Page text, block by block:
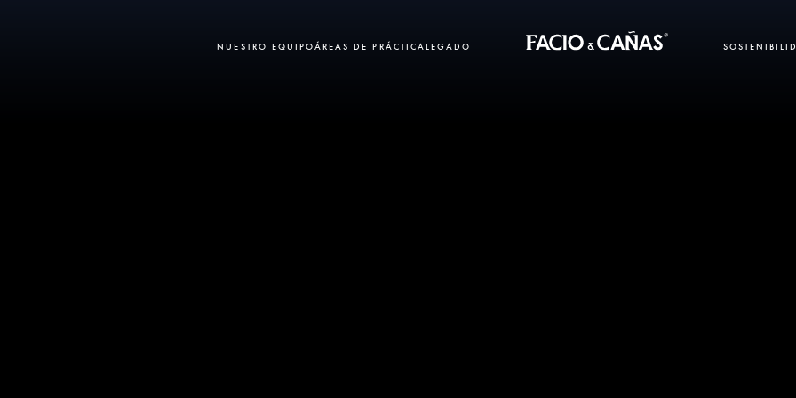
NUESTRO EQUIPOÁREAS DE PRÁCTICA LEGADO